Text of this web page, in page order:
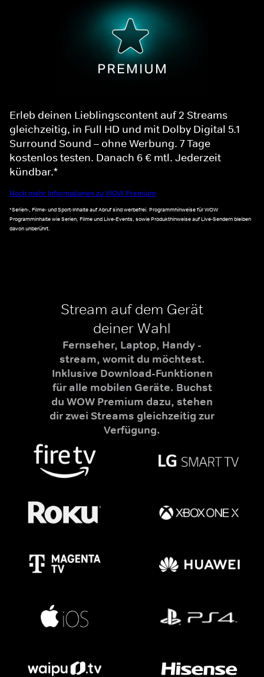
Erleb deinen Lieblingscontent auf 2 Streams
gleichzeitig, in Full HD und mit Dolby Digital 5.1
Surround Sound – ohne Werbung. 7 Tage
kostenlos testen. Danach 6 € mtl. Jederzeit
kündbar.*
Noch mehr Informationen zu WOW Premium
*Serien-, Filme- und Sport-Inhalte auf Abruf sind werbefrei. Programmhinweise für WOW
Programminhalte wie Serien, Filme und Live-Events, sowie Produkthinweise auf Live-Sendern bleiben
davon unberührt.
Stream auf dem Gerät
deiner Wahl
Fernseher, Laptop, Handy -
stream, womit du möchtest.
Inklusive Download-Funktionen
für alle mobilen Geräte. Buchst
du WOW Premium dazu, stehen
dir zwei Streams gleichzeitig zur
Verfügung.